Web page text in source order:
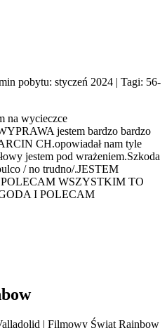
pobytu: styczeń 2024 | Tagi: 56-
na wycieczce
jestem bardzo bardzo
CH.opowiadał nam tyle
jestem pod wrażeniem.Szkoda
/ no trudno/.JESTEM
WSZYSTKIM TO
I POLECAM